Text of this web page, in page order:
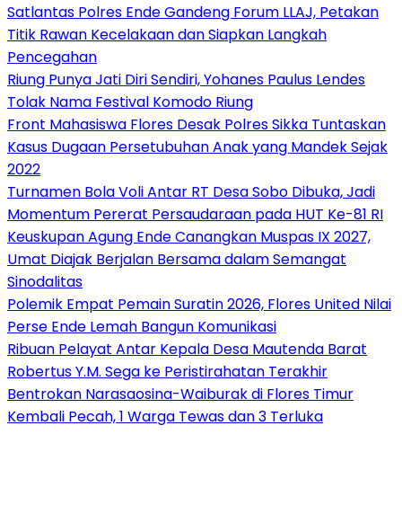
Satlantas Polres Ende Gandeng Forum LLAJ, Petakan
Titik Rawan Kecelakaan dan Siapkan Langkah
Pencegahan
Riung Punya Jati Diri Sendiri, Yohanes Paulus Lendes
Tolak Nama Festival Komodo Riung
Front Mahasiswa Flores Desak Polres Sikka Tuntaskan
Kasus Dugaan Persetubuhan Anak yang Mandek Sejak
2022
Turnamen Bola Voli Antar RT Desa Sobo Dibuka, Jadi
Momentum Pererat Persaudaraan pada HUT Ke-81 RI
Keuskupan Agung Ende Canangkan Muspas IX 2027,
Umat Diajak Berjalan Bersama dalam Semangat
Sinodalitas
Polemik Empat Pemain Suratin 2026, Flores United Nilai
Perse Ende Lemah Bangun Komunikasi
Ribuan Pelayat Antar Kepala Desa Mautenda Barat
Robertus Y.M. Sega ke Peristirahatan Terakhir
Bentrokan Narasaosina-Waiburak di Flores Timur
Kembali Pecah, 1 Warga Tewas dan 3 Terluka